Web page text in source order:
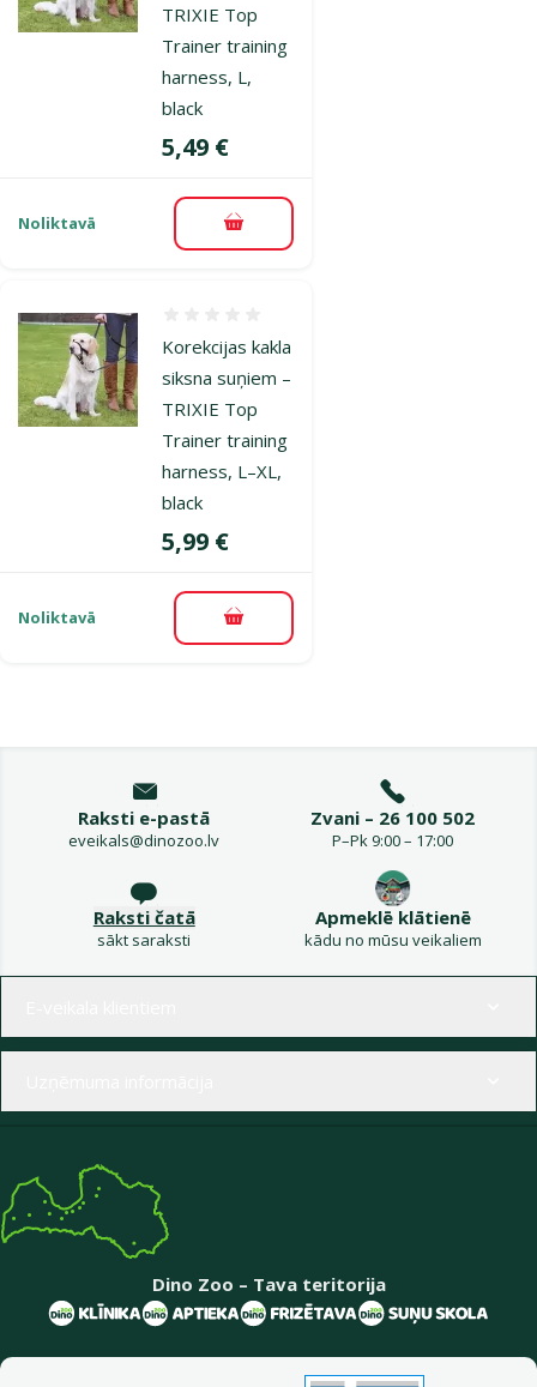
TRIXIE Top
Trainer training
harness, L,
black
Cena
5,49 €
Noliktavā Pievienot grozam
Korekcijas kakla
siksna suņiem –
TRIXIE Top
Trainer training
harness, L–XL,
black
Cena
5,99 €
Noliktavā Pievienot grozam
Raksti e-pastā
eveikals@dinozoo.lv
Zvani – 26 100 502
P–Pk 9:00 – 17:00
Raksti čatā
sākt saraksti
Apmeklē klātienē
kādu no mūsu veikaliem
Dino Zoo – Tava teritorija